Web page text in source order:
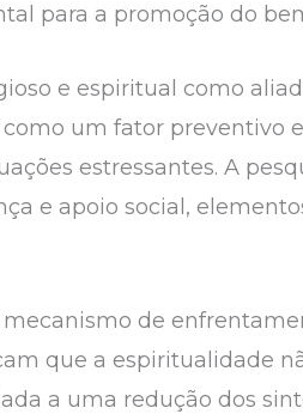
para a promoção do
e espiritual como
um fator preventivo
estressantes. A
e apoio social,
mecanismo de
que a espiritualidade
a uma redução dos